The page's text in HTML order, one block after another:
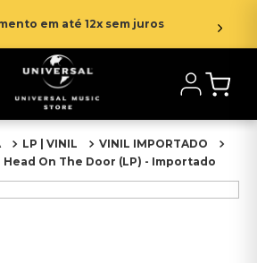
em até 12x sem juros
LP | VINIL
VINIL IMPORTADO
On The Door (LP) - Importado